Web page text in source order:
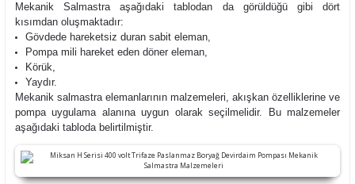
Mekanik Salmastra aşağıdaki tablodan da görüldüğü gibi dört
kısımdan oluşmaktadır:
Gövdede hareketsiz duran sabit eleman,
Pompa mili hareket eden döner eleman,
Körük,
Yaydır.
Mekanik salmastra elemanlarının malzemeleri, akışkan özelliklerine ve
pompa uygulama alanına uygun olarak seçilmelidir. Bu malzemeler
aşağıdaki tabloda belirtilmiştir.